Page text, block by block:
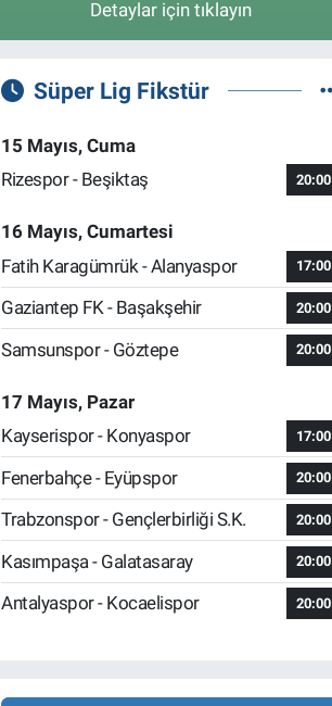
Detaylar için tıklayın
Süper Lig Fikstür
15 Mayıs, Cuma
Rizespor - Beşiktaş
20:00
16 Mayıs, Cumartesi
Fatih Karagümrük - Alanyaspor
17:00
Gaziantep FK - Başakşehir 20:00
Samsunspor - Göztepe 20:00
17 Mayıs, Pazar
Kayserispor - Konyaspor
17:00
Fenerbahçe - Eyüpspor 20:00
Trabzonspor - Gençlerbirliği S.K. 20:00
Kasımpaşa - Galatasaray 20:00
Antalyaspor - Kocaelispor 20:00